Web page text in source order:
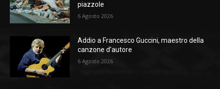
piazzole
6 Agosto 2026
Addio a Francesco Guccini, maestro della
canzone d’autore
6 Agosto 2026